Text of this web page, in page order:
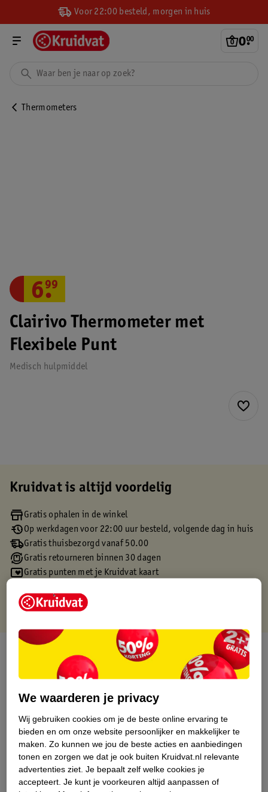
Voor 22:00 besteld, morgen in huis
0.
00
Thermometers
Clairivo Thermometer met
Flexibele Punt
Medisch hulpmiddel
6.
99
Kruidvat is altijd voordelig
Gratis ophalen in de winkel
Op werkdagen voor 22:00 uur besteld, volgende dag in huis
Gratis thuisbezorgd vanaf 50.00
Gratis retourneren binnen 30 dagen
Gratis punten met je Kruidvat kaart
Over dit product
Productinformatie
Etiketinformatie
Nature Impact Score
Dit product heeft (nog) geen Nature
Impact Score.
We waarderen je privacy
Wij gebruiken cookies om je de beste online ervaring te
bieden en om onze website persoonlijker en makkelijker te
maken. Zo kunnen we jou de beste acties en aanbiedingen
tonen en zorgen we dat je ook buiten Kruidvat.nl relevante
advertenties ziet. Je bepaalt zelf welke cookies je
accepteert. Je kunt je voorkeuren altijd aanpassen of